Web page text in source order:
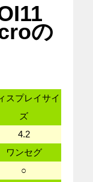
の
スプレイサイ
ズ
4.2
ワンセグ
○